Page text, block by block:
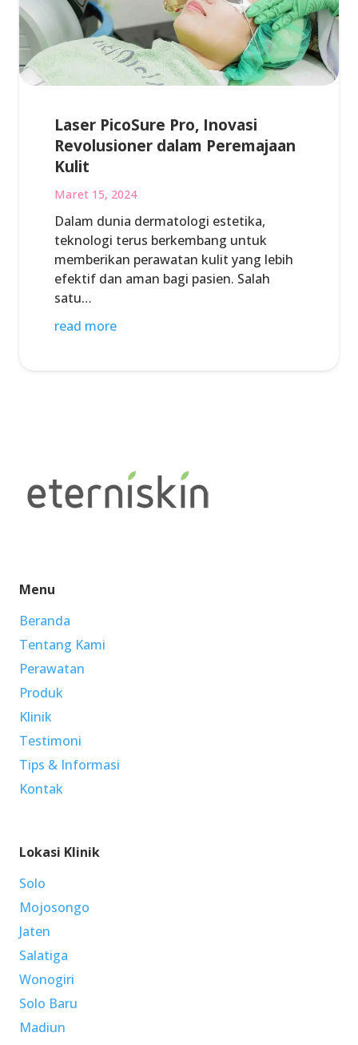
Laser PicoSure Pro, Inovasi
Revolusioner dalam Peremajaan
Kulit
Maret 15, 2024
Dalam dunia dermatologi estetika,
teknologi terus berkembang untuk
memberikan perawatan kulit yang lebih
efektif dan aman bagi pasien. Salah
satu…
read more
Menu
Beranda
Tentang Kami
Perawatan
Produk
Klinik
Testimoni
Tips & Informasi
Kontak
Lokasi Klinik
Solo
Mojosongo
Jaten
Salatiga
Wonogiri
Solo Baru
Madiun